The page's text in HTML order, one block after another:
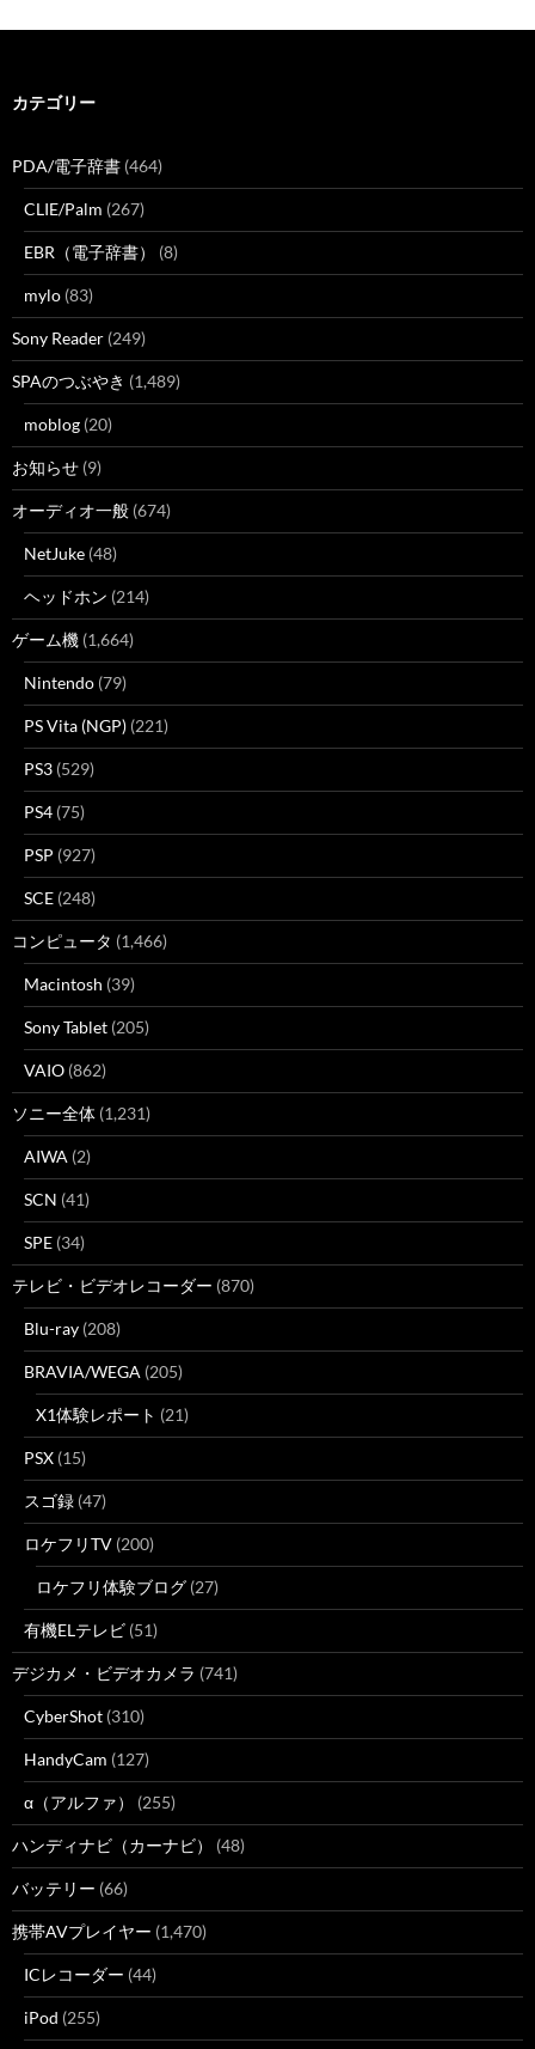
カテゴリー
PDA/電子辞書 (464)
CLIE/Palm (267)
EBR（電子辞書） (8)
mylo (83)
Sony Reader (249)
SPAのつぶやき (1,489)
moblog (20)
お知らせ (9)
オーディオ一般 (674)
NetJuke (48)
ヘッドホン (214)
ゲーム機 (1,664)
Nintendo (79)
PS Vita (NGP) (221)
PS3 (529)
PS4 (75)
PSP (927)
SCE (248)
コンピュータ (1,466)
Macintosh (39)
Sony Tablet (205)
VAIO (862)
ソニー全体 (1,231)
AIWA (2)
SCN (41)
SPE (34)
テレビ・ビデオレコーダー (870)
Blu-ray (208)
BRAVIA/WEGA (205)
X1体験レポート (21)
PSX (15)
スゴ録 (47)
ロケフリTV (200)
ロケフリ体験ブログ (27)
有機ELテレビ (51)
デジカメ・ビデオカメラ (741)
CyberShot (310)
HandyCam (127)
α（アルファ） (255)
ハンディナビ（カーナビ） (48)
バッテリー (66)
携帯AVプレイヤー (1,470)
ICレコーダー (44)
iPod (255)